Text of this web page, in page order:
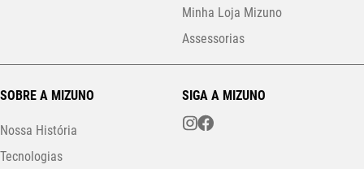
Minha Loja Mizuno
Assessorias
SOBRE A MIZUNO
Nossa História
Tecnologias
SIGA A MIZUNO